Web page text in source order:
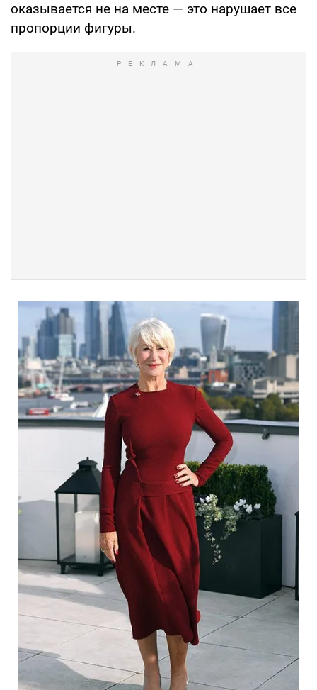
оказывается не на месте — это нарушает все
пропорции фигуры.